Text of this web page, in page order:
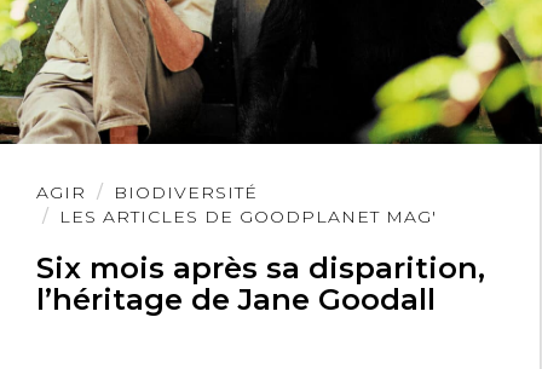
l’ouverture , « gibier » d’élevage qui
risque de contaminer la faune sauvage
…
AGIR
BIODIVERSITÉ
LES ARTICLES DE GOODPLANET MAG'
Six mois après sa disparition,
l’héritage de Jane Goodall
Lire
l'article